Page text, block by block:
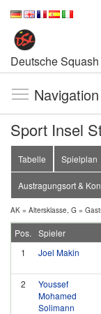
Deutsche
Navigation
Sport Insel
Tabelle Spielplan
Austragungsort &
AK = Altersklasse, G =
Pos. Spieler
1
Joel Makin
2
Youssef
Mohamed
Solimann